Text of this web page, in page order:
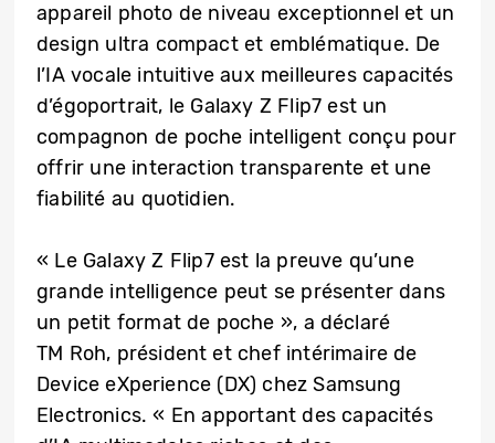
appareil photo de niveau exceptionnel et un
design ultra compact et emblématique. De
l’IA vocale intuitive aux meilleures capacités
d’égoportrait, le Galaxy Z Flip7 est un
compagnon de poche intelligent conçu pour
offrir une interaction transparente et une
fiabilité au quotidien.
« Le Galaxy Z Flip7 est la preuve qu’une
grande intelligence peut se présenter dans
un petit format de poche », a déclaré
TM Roh, président et chef intérimaire de
Device eXperience (DX) chez Samsung
Electronics. « En apportant des capacités